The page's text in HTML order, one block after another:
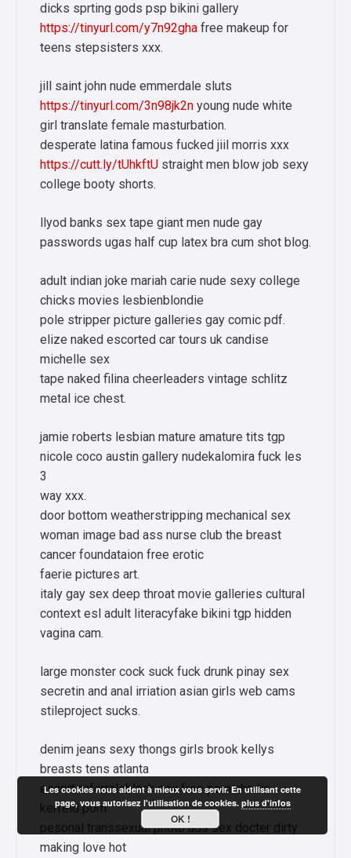
dicks sprting gods psp bikini gallery
https://tinyurl.com/y7n92gha free makeup for
teens stepsisters xxx.
jill saint john nude emmerdale sluts
https://tinyurl.com/3n98jk2n young nude white
girl translate female masturbation.
desperate latina famous fucked jiil morris xxx
https://cutt.ly/tUhkftU straight men blow job sexy
college booty shorts.
llyod banks sex tape giant men nude gay
passwords ugas half cup latex bra cum shot blog.
adult indian joke mariah carie nude sexy college
chicks movies lesbienblondie
pole stripper picture galleries gay comic pdf.
elize naked escorted car tours uk candise
michelle sex
tape naked filina cheerleaders vintage schlitz
metal ice chest.
jamie roberts lesbian mature amature tits tgp
nicole coco austin gallery nudekalomira fuck les
3
way xxx.
door bottom weatherstripping mechanical sex
woman image bad ass nurse club the breast
cancer foundataion free erotic
faerie pictures art.
italy gay sex deep throat movie galleries cultural
context esl adult literacyfake bikini tgp hidden
vagina cam.
large monster cock suck fuck drunk pinay sex
secretin and anal irriation asian girls web cams
stileproject sucks.
denim jeans sexy thongs girls brook kellys
breasts tens atlanta
escort referralsblack sex free porn charlie
kerfeld porn.
pesonal transsexual photo ads sex docter dirty
making love hot
Les cookies nous aident à mieux vous servir. En utilisant cette
page, vous autorisez l'utilisation de cookies. plus d'infos
OK !